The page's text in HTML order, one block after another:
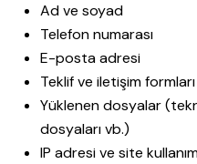
Ad ve soyad
Telefon numarası
E-posta adresi
Teklif ve iletişim
Yüklenen dosyalar
dosyaları vb.)
IP adresi ve site